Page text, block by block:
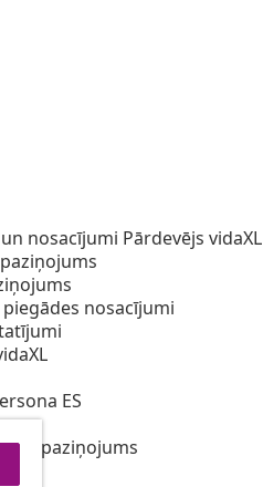
nosacījumi Pārdevējs vidaXL
nosacījumi
ES
paziņojums